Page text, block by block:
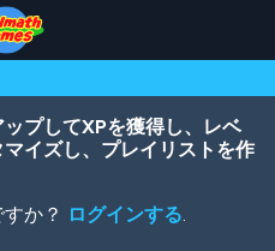
プしてXPを獲得し、レベ
イズし、プレイリストを作
か？ ログインする.